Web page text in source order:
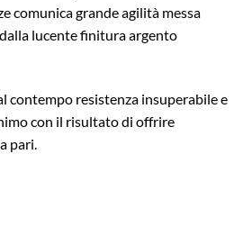
comunica grande agilità messa
lucente finitura argento
contempo resistenza insuperabile e
con il risultato di offrire
pari.